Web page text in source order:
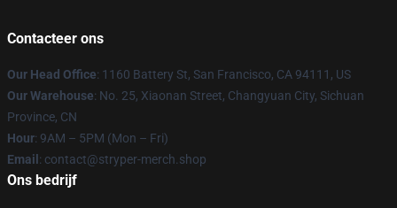
Contacteer ons
Our Head Office: 1160 Battery St, San Francisco, CA 94111, US
Our Warehouse: No. 25, Xiaonan Street, Changyuan City, Sichuan
Province, CN
Hour: 9AM – 5PM (Mon – Fri)
Email : contact@stryper-merch.shop
Ons bedrijf